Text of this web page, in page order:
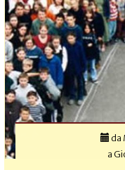
da
a